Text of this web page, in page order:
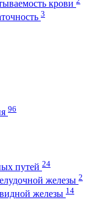
крови
3
96
путей 24
железы 2
железы 14